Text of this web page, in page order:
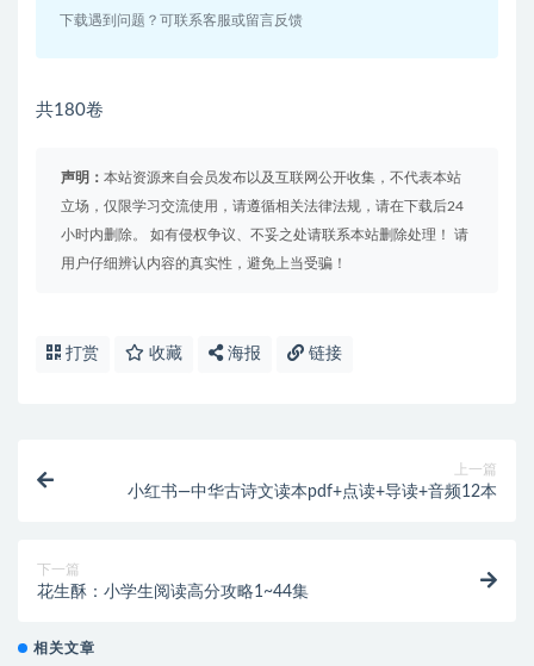
下载遇到问题？可联系客服或留言反馈
共180卷
声明： 本站资源来自会员发布以及互联网公开收集，不代表本站
立场，仅限学习交流使用，请遵循相关法律法规，请在下载后24
小时内删除。 如有侵权争议、不妥之处请联系本站删除处理！ 请
用户仔细辨认内容的真实性，避免上当受骗！
打赏 收藏 海报 链接
上一篇
小红书—中华古诗文读本pdf+点读+导读+音频12本
下一篇
花生酥：小学生阅读高分攻略1~44集
相关文章